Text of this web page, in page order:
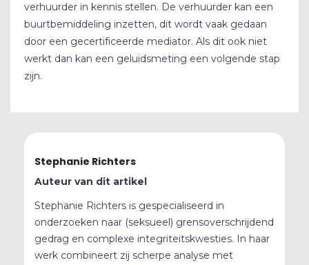
verhuurder in kennis stellen. De verhuurder kan een
buurtbemiddeling inzetten, dit wordt vaak gedaan
door een gecertificeerde mediator. Als dit ook niet
werkt dan kan een geluidsmeting een volgende stap
zijn.
Stephanie Richters
Auteur van dit artikel
Stephanie Richters is gespecialiseerd in
onderzoeken naar (seksueel) grensoverschrijdend
gedrag en complexe integriteitskwesties. In haar
werk combineert zij scherpe analyse met